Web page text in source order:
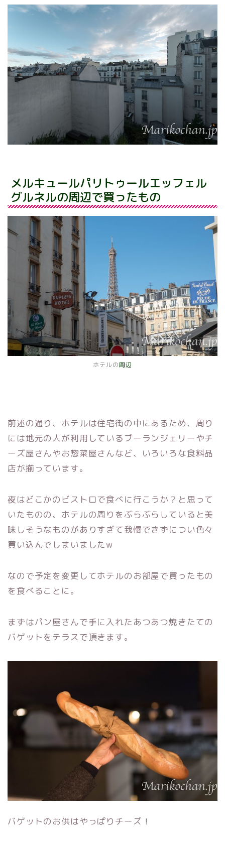
メルキュールパリトゥールエッフェル
グルネルの周辺で買ったもの
ホテルの周辺
前述の通り、ホテルは住宅街の中にあるため、周り
には地元の人が利用しているブーランジェリーやチ
ーズ屋さんやお惣菜屋さんなど、いろいろな食料品
店が揃っています。
夜はどこかのビストロで食べに行こうか？と思って
いたものの、ホテルの周りをぶらぶらしていると美
味しそうなものがありすぎて我慢できずについ色々
買い込んでしまいましたw
なので予定を変更してホテルのお部屋で買ったもの
を食べることに。
まずはパン屋さんで手に入れたあつあつ焼きたての
バゲットをテラスで頂きます。
バゲットのお供はやっぱりチーズ！